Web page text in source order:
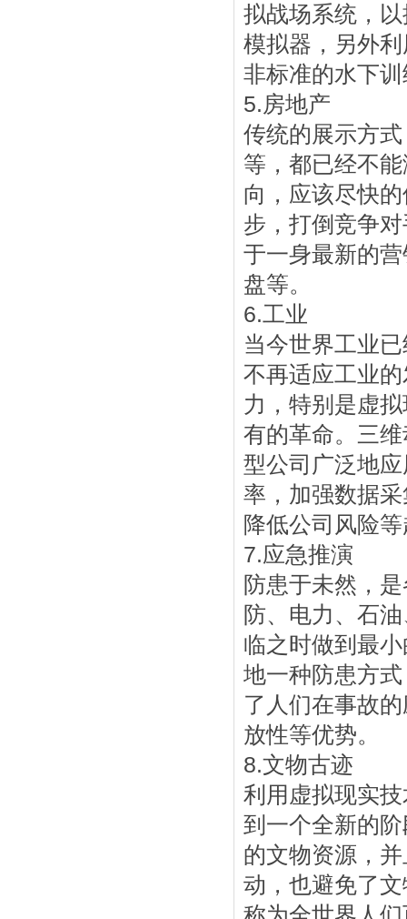
拟战场系统，
模拟器，另外
非标准的水下
5.房地产
传统的展示方
等，都已经不
向，应该尽快
步，打倒竞争
于一身最新的
盘等。
6.工业
当今世界工业
不再适应工业
力，特别是虚
有的革命。三
型公司广泛地
率，加强数据
降低公司风险
7.应急推演
防患于未然，
防、电力、石
临之时做到最
地一种防患方
了人们在事故
放性等优势。
8.文物古迹
利用虚拟现实
到一个全新的
的文物资源，
动，也避免了